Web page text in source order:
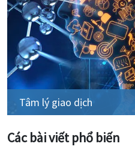
Tâm lý giao dịch
Các bài viết phổ biến